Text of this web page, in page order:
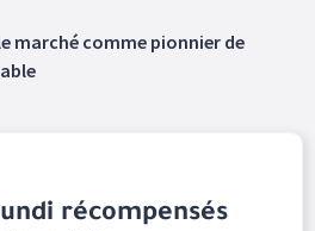
marché comme pionnier de
récompensés